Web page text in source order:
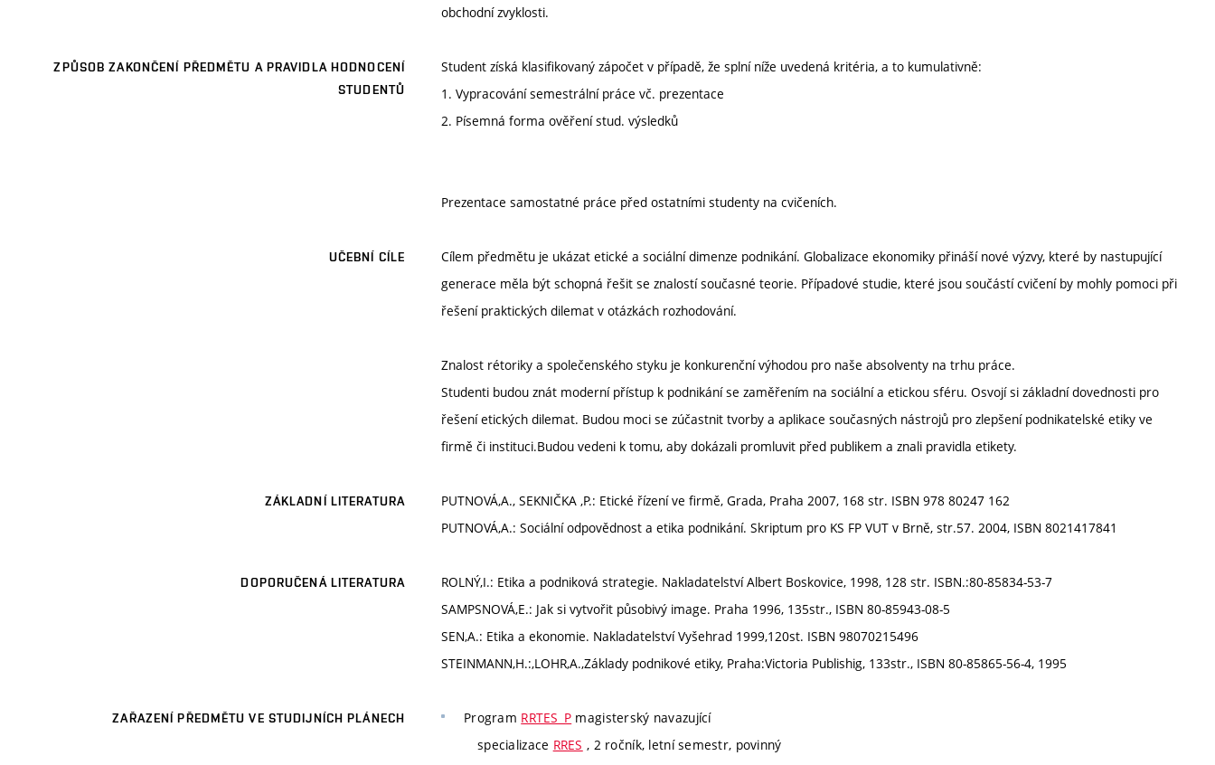
obchodní zvyklosti.
ZPŮSOB ZAKONČENÍ PŘEDMĚTU A PRAVIDLA HODNOCENÍ
STUDENTŮ
Student získá klasifikovaný zápočet v případě, že splní níže uvedená kritéria, a to kumulativně:
1. Vypracování semestrální práce vč. prezentace
2. Písemná forma ověření stud. výsledků
Prezentace samostatné práce před ostatními studenty na cvičeních.
UČEBNÍ CÍLE
Cílem předmětu je ukázat etické a sociální dimenze podnikání. Globalizace ekonomiky přináší nové výzvy, které by nastupující
generace měla být schopná řešit se znalostí současné teorie. Případové studie, které jsou součástí cvičení by mohly pomoci při
řešení praktických dilemat v otázkách rozhodování.
Znalost rétoriky a společenského styku je konkurenční výhodou pro naše absolventy na trhu práce.
Studenti budou znát moderní přístup k podnikání se zaměřením na sociální a etickou sféru. Osvojí si základní dovednosti pro
řešení etických dilemat. Budou moci se zúčastnit tvorby a aplikace současných nástrojů pro zlepšení podnikatelské etiky ve
firmě či instituci.Budou vedeni k tomu, aby dokázali promluvit před publikem a znali pravidla etikety.
ZÁKLADNÍ LITERATURA
PUTNOVÁ,A., SEKNIČKA ,P.: Etické řízení ve firmě, Grada, Praha 2007, 168 str. ISBN 978 80247 162
PUTNOVÁ,A.: Sociální odpovědnost a etika podnikání. Skriptum pro KS FP VUT v Brně, str.57. 2004, ISBN 8021417841
DOPORUČENÁ LITERATURA
ROLNÝ,I.: Etika a podniková strategie. Nakladatelství Albert Boskovice, 1998, 128 str. ISBN.:80-85834-53-7
SAMPSNOVÁ,E.: Jak si vytvořit působivý image. Praha 1996, 135str., ISBN 80-85943-08-5
SEN,A.: Etika a ekonomie. Nakladatelství Vyšehrad 1999,120st. ISBN 98070215496
STEINMANN,H.:,LOHR,A.,Základy podnikové etiky, Praha:Victoria Publishig, 133str., ISBN 80-85865-56-4, 1995
ZAŘAZENÍ PŘEDMĚTU VE STUDIJNÍCH PLÁNECH Program RRTES_P magisterský navazující
specializace RRES , 2 ročník, letní semestr, povinný